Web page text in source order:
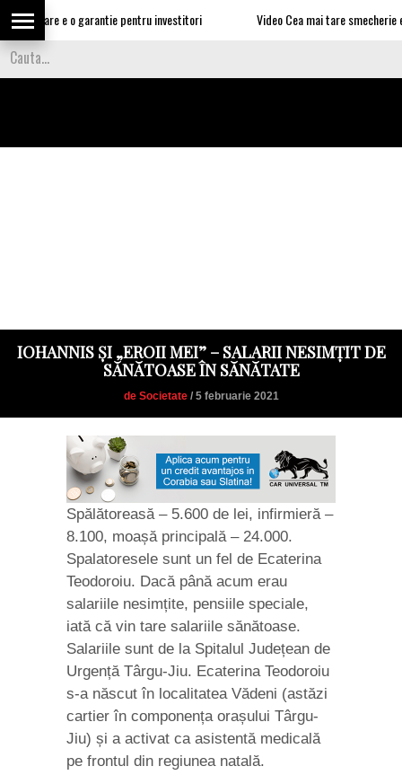
mare e o garantie pentru investitori Video Cea mai tare smecherie e
IOHANNIS ȘI „EROII MEI” – SALARII NESIMȚIT DE
SĂNĂTOASE ÎN SĂNĂTATE
de Societate/ 5 februarie 2021
Spălătoreasă – 5.600 de lei, infirmieră –
8.100, moașă principală – 24.000.
Spalatoresele sunt un fel de Ecaterina
Teodoroiu. Dacă până acum erau
salariile nesimțite, pensiile speciale,
iată că vin tare salariile sănătoase.
Salariile sunt de la Spitalul Județean de
Urgență Târgu-Jiu. Ecaterina Teodoroiu
s-a născut în localitatea Vădeni (astăzi
cartier în componența orașului Târgu-
Jiu) și a activat ca asistentă medicală
pe frontul din regiunea natală.